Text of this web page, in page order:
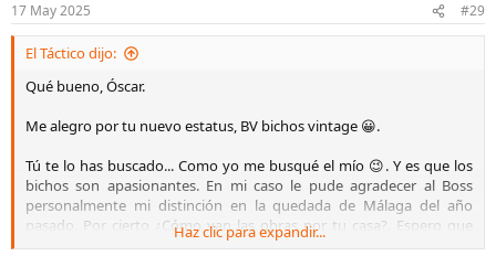
e
s
17 May 2025 #29
El Táctico dijo:
Qué bueno, Óscar.
Me alegro por tu nuevo estatus, BV bichos vintage 😀.
Tú te lo has buscado... Como yo me busqué el mío 😉. Y es que los
bichos son apasionantes. En mi caso le pude agradecer al Boss
personalmente mi distinción en la quedada de Málaga del año
pasado. Por cierto ¿Cómo van las obras por tu casa?. Espero que
valla todo fetén.
Haz clic para expandir...